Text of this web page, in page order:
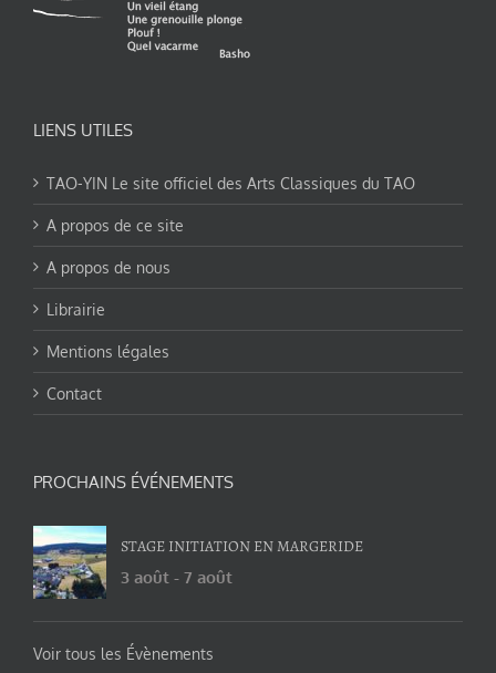
LIENS UTILES
TAO-YIN Le site officiel des Arts Classiques du TAO
A propos de ce site
A propos de nous
Librairie
Mentions légales
Contact
PROCHAINS ÉVÉNEMENTS
STAGE INITIATION EN MARGERIDE
3 août - 7 août
Voir tous les Évènements